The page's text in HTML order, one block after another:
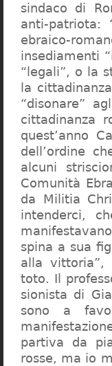
sindaco di
anti-patriota:
ebraico-
insediamenti
“legali”, o la
la
“disonare”
cittadinanza
quest’anno
dell’ordine
alcuni
Comunità
da Militia
intenderci,
spina a sua
alla vittoria”,
toto. Il
sionista di
sono a
partiva da
rosse, ma io